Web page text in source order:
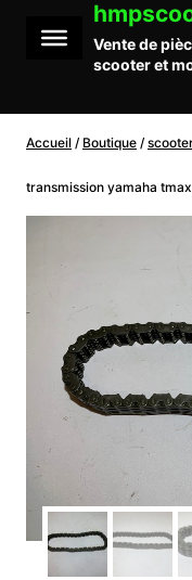
contenu
Vente de
scooter et
Accueil / Boutique /
transmission yamaha